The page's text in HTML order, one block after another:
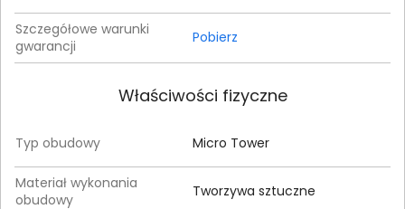
Szczegółowe warunki
gwarancji
Pobierz
Właściwości fizyczne
Typ obudowy Micro Tower
Materiał wykonania
obudowy
Tworzywa sztuczne